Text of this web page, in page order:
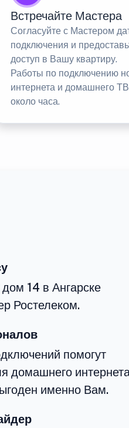
Встречайте Мастера
Согласуйте с Мастером
подключения и
доступ в Вашу квартиру.
Работы по подключению
интернета и домашнего
около часа.
14 в Ангарске
Ростелеком.
помогут
домашнего
именно Вам.